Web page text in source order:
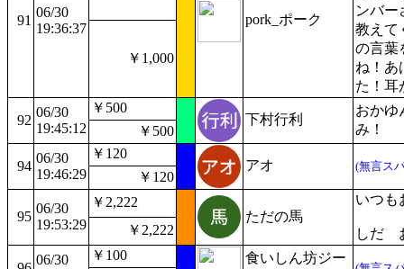
91
06/30
19:36:37
pork_ポーク
ンバー
教えて
の言葉
ね！あ
た！耳
￥1,000
92
06/30
19:45:12
￥500
下村行利
おかゆ
み！
￥500
94
06/30
19:46:29
￥120
アオ (無言ス
￥120
95
06/30
19:53:29
￥2,222
ただの馬
いつも
しだ
￥2,222
06/30
￥100
食いしん坊ジー